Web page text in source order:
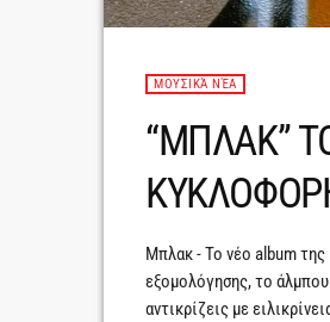
ΜΟΥΣΙΚΆ ΝΈΑ
“ΜΠΛΑΚ”
Mπλακ - Το νέο album
εξομολόγησης, το
αντικρίζεις με